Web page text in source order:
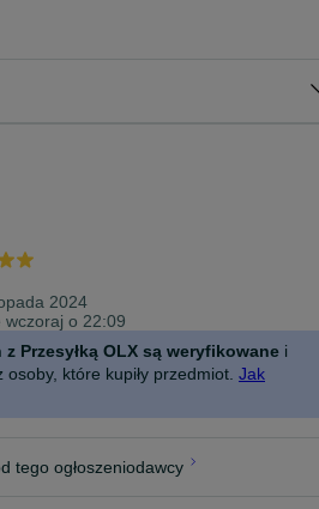
2024
o 22:09
Przesyłką OLX są weryfikowane i
które kupiły przedmiot. Jak
tego ogłoszeniodawcy